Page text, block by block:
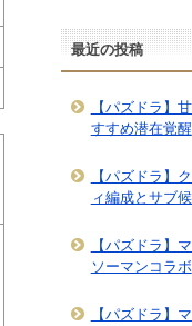
最近の投稿
【パズドラ】
すすめ潜在覚醒
【パズドラ】
ィ編成とサブ
【パズドラ】
ソーマンコラボ
【パズドラ】